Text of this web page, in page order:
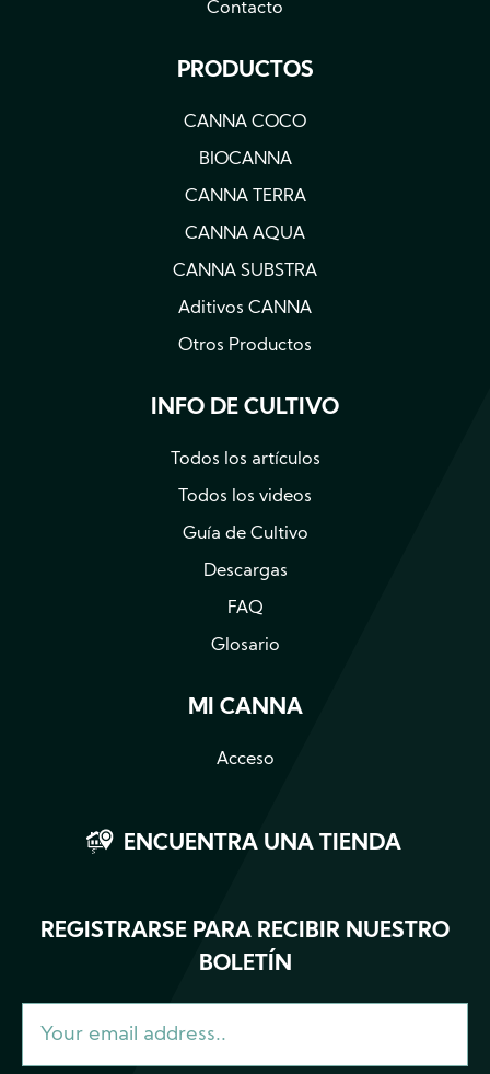
Contacto
PRODUCTOS
CANNA COCO
BIOCANNA
CANNA TERRA
CANNA AQUA
CANNA SUBSTRA
Aditivos CANNA
Otros Productos
INFO DE CULTIVO
Todos los artículos
Todos los videos
Guía de Cultivo
Descargas
FAQ
Glosario
MI CANNA
Acceso
ENCUENTRA UNA TIENDA
REGISTRARSE PARA RECIBIR NUESTRO
BOLETÍN